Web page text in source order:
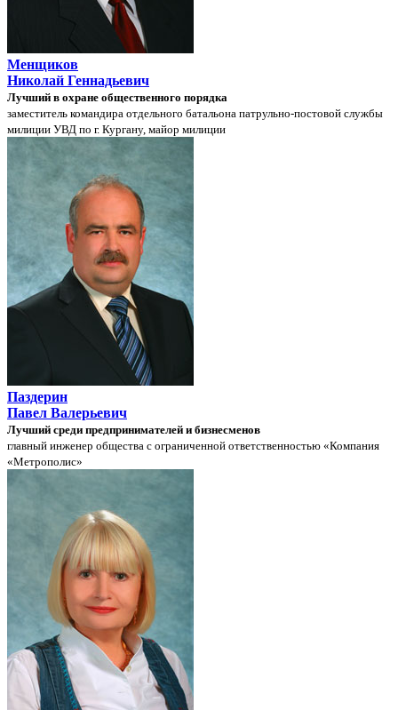
Менщиков
Николай Геннадьевич
Лучший в охране общественного порядка
заместитель командира отдельного батальона патрульно-постовой службы
милиции УВД по г. Кургану, майор милиции
Паздерин
Павел Валерьевич
Лучший среди предпринимателей и бизнесменов
главный инженер общества с ограниченной ответственностью «Компания
«Метрополис»